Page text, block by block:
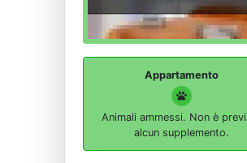
Appartamento
Animali ammessi. Non è
alcun supplemento.